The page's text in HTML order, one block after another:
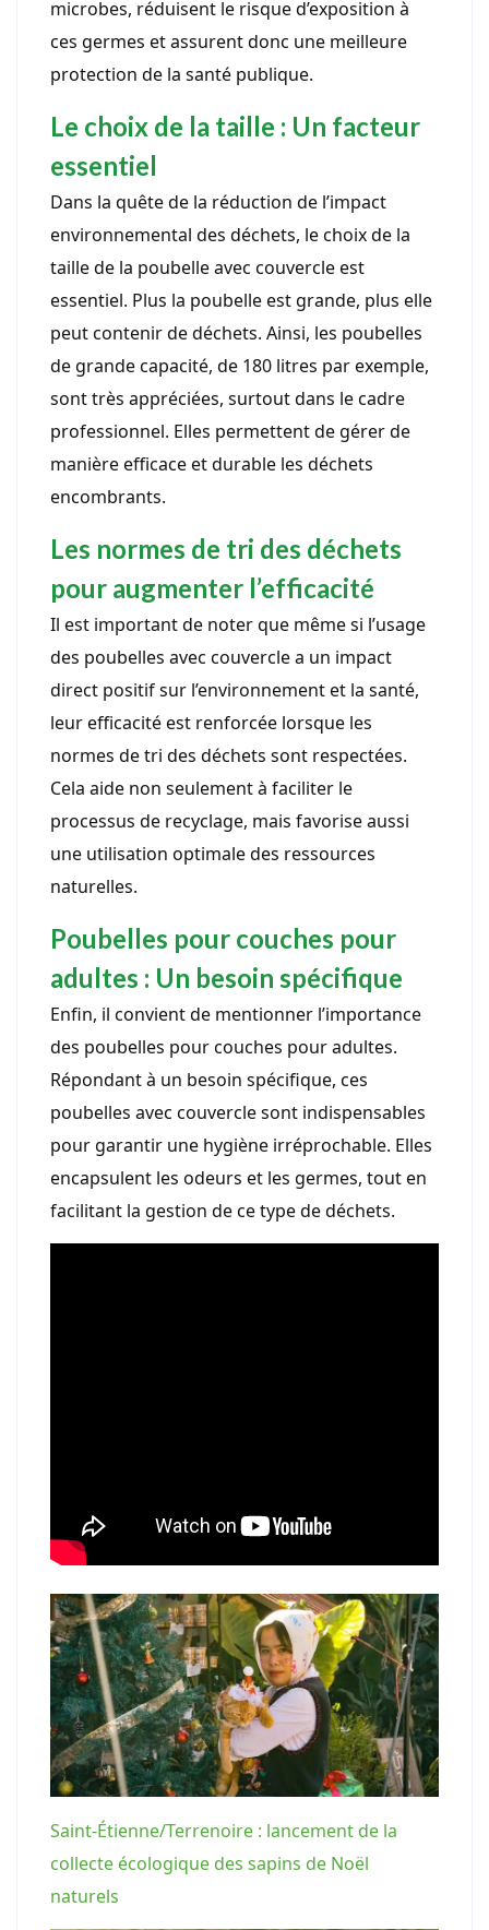
microbes, réduisent le risque d’exposition à
ces germes et assurent donc une meilleure
protection de la santé publique.
Le choix de la taille : Un facteur
essentiel
Dans la quête de la réduction de l’impact
environnemental des déchets, le choix de la
taille de la poubelle avec couvercle est
essentiel. Plus la poubelle est grande, plus elle
peut contenir de déchets. Ainsi, les poubelles
de grande capacité, de 180 litres par exemple,
sont très appréciées, surtout dans le cadre
professionnel. Elles permettent de gérer de
manière efficace et durable les déchets
encombrants.
Les normes de tri des déchets
pour augmenter l’efficacité
Il est important de noter que même si l’usage
des poubelles avec couvercle a un impact
direct positif sur l’environnement et la santé,
leur efficacité est renforcée lorsque les
normes de tri des déchets sont respectées.
Cela aide non seulement à faciliter le
processus de recyclage, mais favorise aussi
une utilisation optimale des ressources
naturelles.
Poubelles pour couches pour
adultes : Un besoin spécifique
Enfin, il convient de mentionner l’importance
des poubelles pour couches pour adultes.
Répondant à un besoin spécifique, ces
poubelles avec couvercle sont indispensables
pour garantir une hygiène irréprochable. Elles
encapsulent les odeurs et les germes, tout en
facilitant la gestion de ce type de déchets.
Saint-Étienne/Terrenoire : lancement de la
collecte écologique des sapins de Noël
naturels